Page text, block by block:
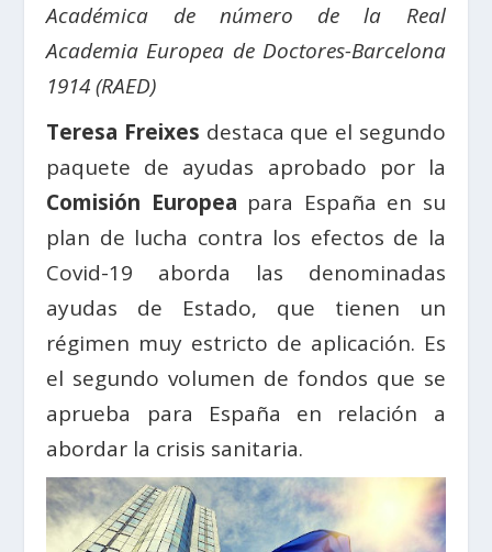
Académica de número de la Real
Academia Europea de Doctores-Barcelona
1914 (RAED)
Teresa Freixes destaca que el segundo
paquete de ayudas aprobado por la
Comisión Europea para España en su
plan de lucha contra los efectos de la
Covid-19 aborda las denominadas
ayudas de Estado, que tienen un
régimen muy estricto de aplicación. Es
el segundo volumen de fondos que se
aprueba para España en relación a
abordar la crisis sanitaria.